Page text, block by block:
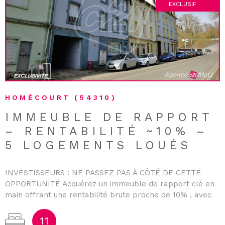
HOMÉCOURT (54310)
IMMEUBLE DE RAPPORT
– RENTABILITÉ ~10% –
5 LOGEMENTS LOUÉS
INVESTISSEURS : NE PASSEZ PAS À CÔTÉ DE CETTE
OPPORTUNITÉ Acquérez un immeuble de rapport clé en
main offrant une rentabilité brute proche de 10% , avec
5 appartements (2 T2 et 3 T3), ce bien bénéficie d'une
11
EXCLUSIF
VOIR LE BIEN